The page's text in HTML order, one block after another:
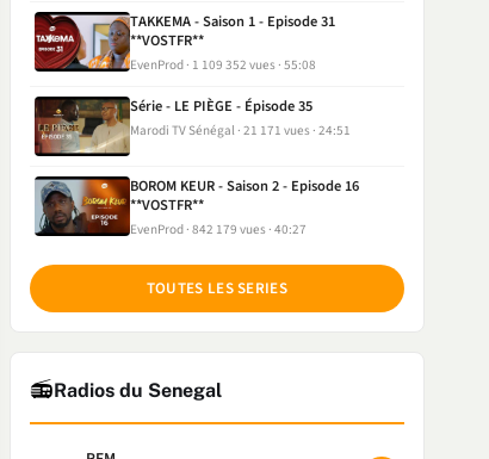
TAKKEMA - Saison 1 - Episode 31
**VOSTFR**
EvenProd 1 109 352 vues 55:08
Série - LE PIÈGE - Épisode 35
Marodi TV Sénégal 21 171 vues 24:51
BOROM KEUR - Saison 2 - Episode 16
**VOSTFR**
EvenProd 842 179 vues 40:27
TOUTES LES SERIES
📻Radios du Senegal